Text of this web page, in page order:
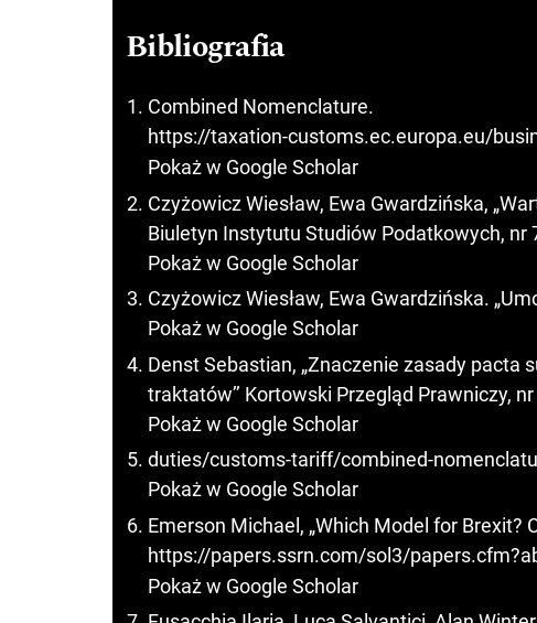
Bibliografia
Combined Nomenclature.
https://taxation-customs.ec.europa.eu/
Pokaż w Google Scholar
Czyżowicz Wiesław, Ewa Gwardzińska,
Biuletyn Instytutu Studiów Podatkowych, nr
Pokaż w Google Scholar
Czyżowicz Wiesław, Ewa Gwardzińska.
Pokaż w Google Scholar
Denst Sebastian, „Znaczenie zasady pacta
traktatów’’ Kortowski Przegląd Prawniczy,
Pokaż w Google Scholar
duties/customs-tariff/combined-
Pokaż w Google Scholar
Emerson Michael, „Which Model for Brexit?
https://papers.ssrn.com/sol3/
Pokaż w Google Scholar